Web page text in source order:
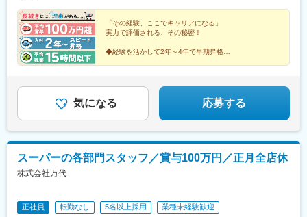
理市、橿原市、生駒市、香芝市、葛城市、生駒郡斑鳩町、北葛城
郡河合町、磯城郡田原本町●三重県名張市●和歌山県和歌山市※受
動喫煙対策：就業時間中・敷地内禁煙★応募から一次面接まで自
宅（WEB）で完結OK！・事情があり、地元関西で働きたい・単身
赴任中だが、関西に住む家族と暮らしたい・面接にかかる交通費
た選考を実施しています！
線)、豊中駅、庄内駅(大阪府)、水無瀬駅、長尾駅(大阪府)、郡津
駅、枚方市駅、津田駅、星田駅、萱島駅、寝屋川市駅、香里園
駅、野崎駅(大阪府)、鴻池新田駅、住道駅、古川橋駅、大和田駅
(大阪府)、守口駅、太子橋今市駅、布施駅、衣摺加美北駅、河内小
阪駅、八戸ノ里駅、石切駅、新石切駅、枚岡駅、河内花園駅、高
駅、志紀駅、近鉄八尾駅、久宝寺駅、服部川駅、八尾南駅、恩智
駅、堅下駅、深井駅、北野田駅、船尾駅(大阪府)、富木駅、栂・美
駅、下松駅(大阪府)、貝塚駅(大阪府)、東佐野駅、熊取駅、尾崎
駅、富田林駅、西新町駅、春日野道駅(阪急線)、西鈴蘭台駅、妙法
寺駅(兵庫県)、人丸前駅、青木駅、甲子園口駅、学園都市駅、西神
駅、仁川駅、今津駅(兵庫県)、中山寺駅、逆瀬川駅、川西池田駅、
多田駅(兵庫県)、園田駅、尼崎駅(阪神線)、立花駅、塚口駅(福知山
「その経験、ここでキャリアになる」
実力で評価される、その秘密！
◆経験を活かして2年～4年で早期昇格
◆未経験&中途入社でも高収入を目指せる
気になる 応募する
スーパーの各部門スタッフ／賞与100万円／正月全店休
株式会社万代
正社員 転勤なし 5名以上採用 業種未経験歓迎